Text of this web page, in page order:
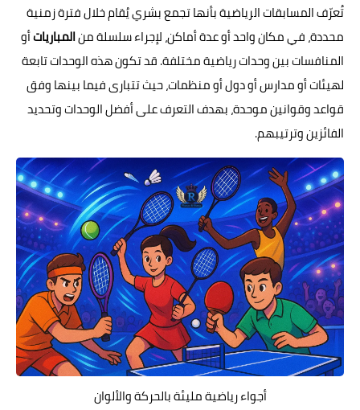
تُعرّف المسابقات الرياضية بأنها تجمع بشري يُقام خلال فترة زمنية
محددة، في مكان واحد أو عدة أماكن، لإجراء سلسلة منالمبارياتأو
المنافسات بين وحدات رياضية مختلفة. قد تكون هذه الوحدات تابعة
لهيئات أو مدارس أو دول أو منظمات، حيث تتبارى فيما بينها وفق
قواعد وقوانين موحدة، بهدف التعرف على أفضل الوحدات وتحديد
الفائزين وترتيبهم.
أجواء رياضية مليئة بالحركة والألوان